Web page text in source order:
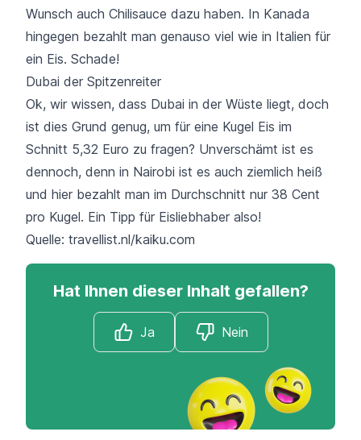
Wunsch auch Chilisauce dazu haben. In Kanada
hingegen bezahlt man genauso viel wie in Italien für
ein Eis. Schade!
Dubai der Spitzenreiter
Ok, wir wissen, dass Dubai in der Wüste liegt, doch
ist dies Grund genug, um für eine Kugel Eis im
Schnitt 5,32 Euro zu fragen? Unverschämt ist es
dennoch, denn in Nairobi ist es auch ziemlich heiß
und hier bezahlt man im Durchschnitt nur 38 Cent
pro Kugel. Ein Tipp für Eisliebhaber also!
Quelle: travellist.nl/kaiku.com
Hat Ihnen dieser Inhalt gefallen?
Ja Nein